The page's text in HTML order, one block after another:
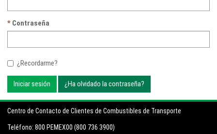
Contraseña
¿Recordarme?
Iniciar sesión ¿Ha olvidado la contraseña?
Centro de Contacto de Clientes de Combustibles de Transporte
Teléfono: 800 PEMEX00 (800 736 3900)